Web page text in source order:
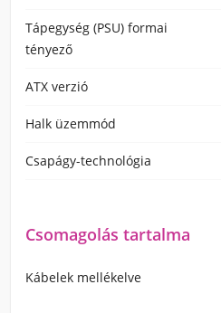
Tápegység (PSU) formai
tényező
ATX verzió
Halk üzemmód
Csapágy-technológia
Csomagolás tartalma
Kábelek mellékelve